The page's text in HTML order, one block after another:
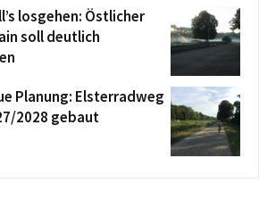
losgehen: Östlicher
soll deutlich
Planung: Elsterradweg
2028 gebaut